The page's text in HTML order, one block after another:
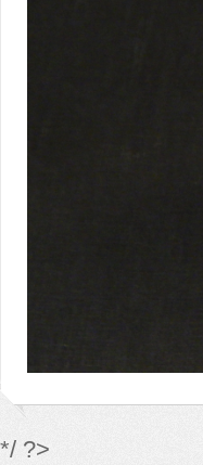
*/ ?>